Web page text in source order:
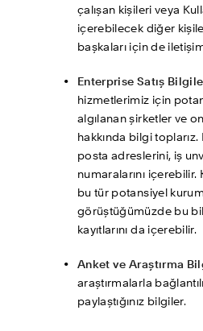
çalışan kişileri veya
içerebilecek diğer
başkaları için de
Enterprise Satış
hizmetlerimiz için
algılanan şirketler ve
hakkında bilgi
posta adreslerini, iş
numaralarını
bu tür potansiyel
görüştüğümüzde bu
kayıtlarını da içerebilir.
Anket ve Araştırma
araştırmalarla
paylaştığınız bilgiler.